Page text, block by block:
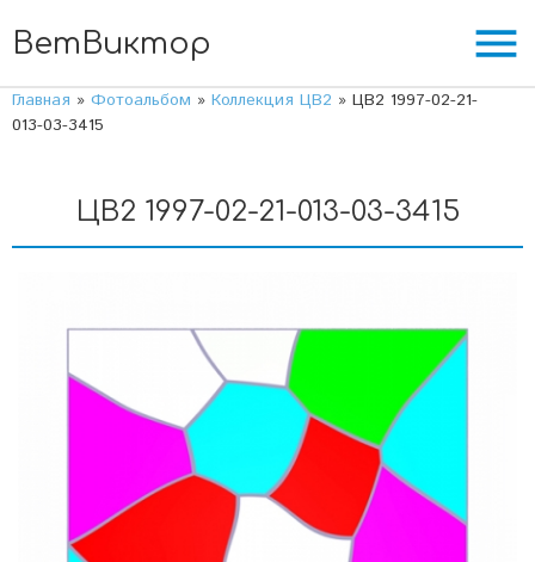
ВетВиктор menu
Главная » Фотоальбом » Коллекция ЦВ2 » ЦВ2 1997-02-21-
013-03-3415
ЦВ2 1997-02-21-013-03-3415